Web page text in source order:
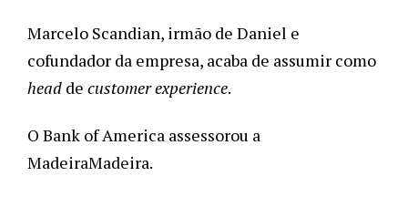
Marcelo Scandian, irmão de Daniel e
head de customer experience.
O Bank of America assessorou a
MadeiraMadeira.